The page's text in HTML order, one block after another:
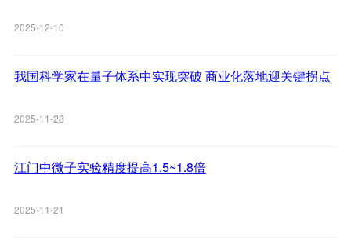
2025-12-10
我国科学家在量子体系中实现突破 商业化落地迎关键拐点
2025-11-28
江门中微子实验精度提高1.5~1.8倍
2025-11-21